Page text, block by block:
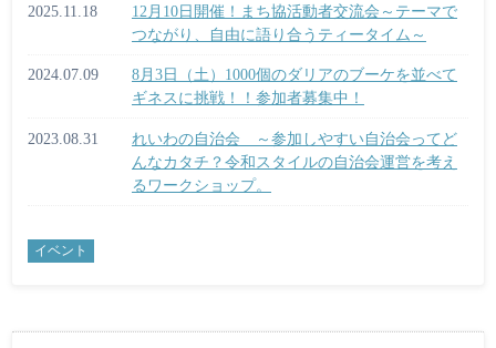
2025.11.18
12月10日開催！まち協活動者交流会～テーマで
つながり、自由に語り合うティータイム～
2024.07.09
8月3日（土）1000個のダリアのブーケを並べて
ギネスに挑戦！！参加者募集中！
2023.08.31
れいわの自治会 ～参加しやすい自治会ってど
んなカタチ？令和スタイルの自治会運営を考え
るワークショップ。
イベント